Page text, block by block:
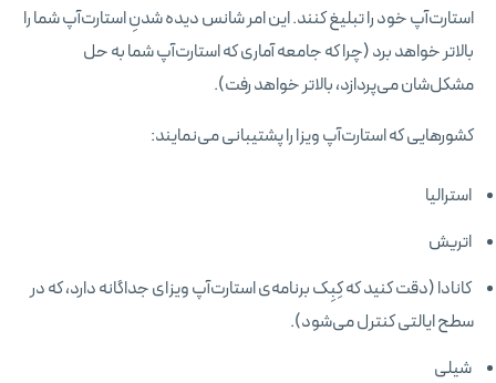
استارت‌آپ خود را تبلیغ کنند. این امر شانس دیده شدنِ استارت‌آپ شما را
بالاتر خواهد برد (چرا که جامعه آماری که استارت‌آپ شما به حل
مشکل‌شان می‌پردازد، بالاتر خواهد رفت).
کشورهایی که استارت‌آپ ویزا را پشتیبانی می‌نمایند:
استرالیا
اتریش
کانادا (دقت کنید که کِبِک برنامه‌ی استارت‌آپ ویزای جداگانه دارد، که در
سطح ایالتی کنترل می‌شود).
شیلی